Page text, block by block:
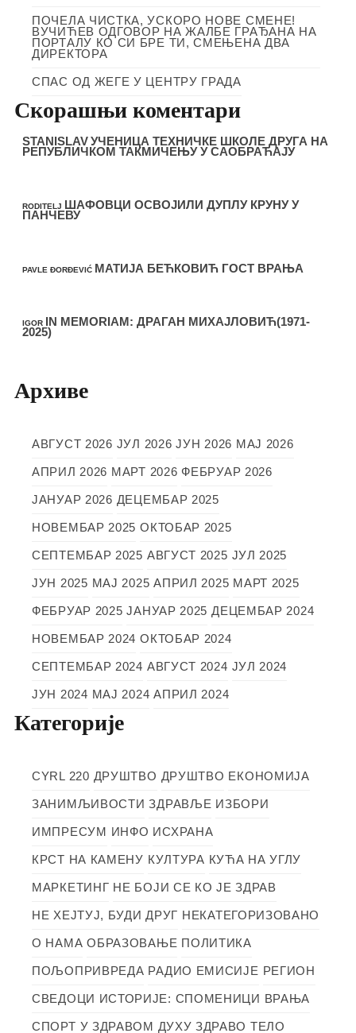
ПОЧЕЛА ЧИСТКА, УСКОРО НОВЕ СМЕНЕ!
ВУЧИЋЕВ ОДГОВОР НА ЖАЛБЕ ГРАЂАНА НА
ПОРТАЛУ КО СИ БРЕ ТИ, СМЕЊЕНА ДВА
ДИРЕКТОРА
СПАС ОД ЖЕГЕ У ЦЕНТРУ ГРАДА
Скорашњи коментари
STANISLAVУЧЕНИЦА ТЕХНИЧКЕ ШКОЛЕ ДРУГА НА
РЕПУБЛИЧКОМ ТАКМИЧЕЊУ У САОБРАЋАЈУ
RODITELJ ШАФОВЦИ ОСВОЈИЛИ ДУПЛУ КРУНУ У
ПАНЧЕВУ
PAVLE ĐORĐEVIĆ МАТИЈА БЕЋКОВИЋ ГОСТ ВРАЊА
IGOR IN MEMORIAM: ДРАГАН МИХАЈЛОВИЋ(1971-
2025)
Архиве
АВГУСТ 2026 ЈУЛ 2026 ЈУН 2026 МАЈ 2026
АПРИЛ 2026 МАРТ 2026 ФЕБРУАР 2026
ЈАНУАР 2026 ДЕЦЕМБАР 2025
НОВЕМБАР 2025 ОКТОБАР 2025
СЕПТЕМБАР 2025 АВГУСТ 2025 ЈУЛ 2025
ЈУН 2025 МАЈ 2025 АПРИЛ 2025 МАРТ 2025
ФЕБРУАР 2025 ЈАНУАР 2025 ДЕЦЕМБАР 2024
НОВЕМБАР 2024 ОКТОБАР 2024
СЕПТЕМБАР 2024 АВГУСТ 2024 ЈУЛ 2024
ЈУН 2024 МАЈ 2024 АПРИЛ 2024
Категорије
CYRL 220 ДРУШТВО ДРУШТВО ЕКОНОМИЈА
ЗАНИМЉИВОСТИ ЗДРАВЉЕ ИЗБОРИ
ИМПРЕСУМ ИНФО ИСХРАНА
КРСТ НА КАМЕНУ КУЛТУРА КУЋА НА УГЛУ
МАРКЕТИНГ НЕ БОЈИ СЕ КО ЈЕ ЗДРАВ
НЕ ХЕЈТУЈ, БУДИ ДРУГ НЕКАТЕГОРИЗОВАНО
О НАМА ОБРАЗОВАЊЕ ПОЛИТИКА
ПОЉОПРИВРЕДА РАДИО ЕМИСИЈЕ РЕГИОН
СВЕДОЦИ ИСТОРИЈЕ: СПОМЕНИЦИ ВРАЊА
СПОРТ У ЗДРАВОМ ДУХУ ЗДРАВО ТЕЛО